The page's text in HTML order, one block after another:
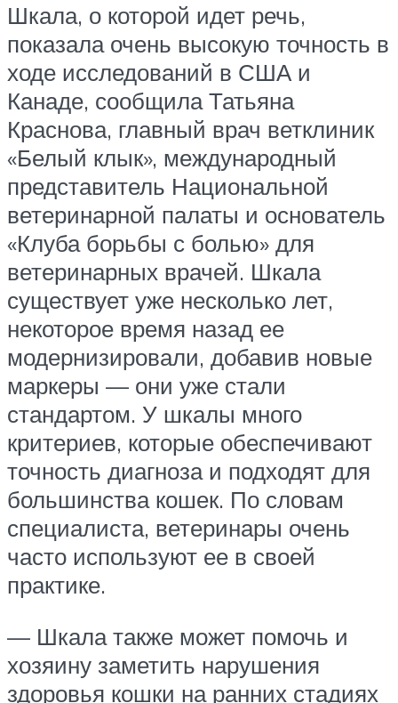
Шкала, о которой идет речь,
показала очень высокую точность в
ходе исследований в США и
Канаде, сообщила Татьяна
Краснова, главный врач ветклиник
«Белый клык», международный
представитель Национальной
ветеринарной палаты и основатель
«Клуба борьбы с болью» для
ветеринарных врачей. Шкала
существует уже несколько лет,
некоторое время назад ее
модернизировали, добавив новые
маркеры — они уже стали
стандартом. У шкалы много
критериев, которые обеспечивают
точность диагноза и подходят для
большинства кошек. По словам
специалиста, ветеринары очень
часто используют ее в своей
практике.
— Шкала также может помочь и
хозяину заметить нарушения
здоровья кошки на ранних стадиях